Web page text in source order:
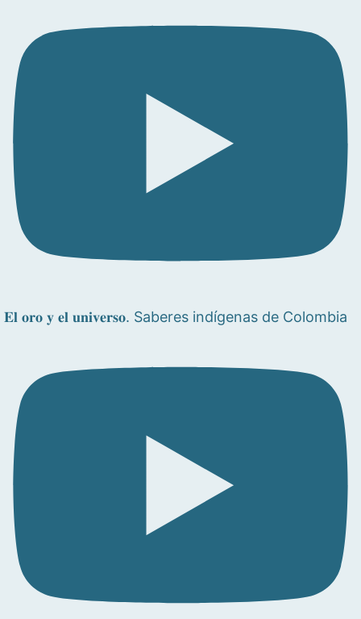
𝐄𝐥 𝐨𝐫𝐨 𝐲 𝐞𝐥 𝐮𝐧𝐢𝐯𝐞𝐫𝐬𝐨. Saberes indígenas de Colombia